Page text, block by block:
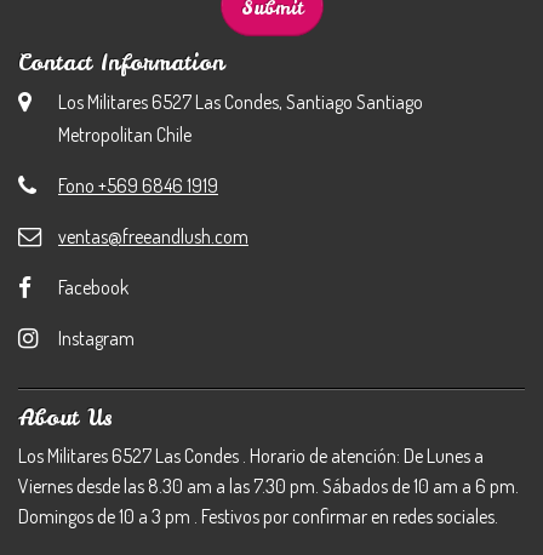
Contact Information
Los Militares 6527 Las Condes, Santiago Santiago
Metropolitan Chile
Fono +569 6846 1919
ventas@freeandlush.com
Facebook
Instagram
About Us
Los Militares 6527 Las Condes . Horario de atención: De Lunes a
Viernes desde las 8.30 am a las 7.30 pm. Sábados de 10 am a 6 pm.
Domingos de 10 a 3 pm . Festivos por confirmar en redes sociales.